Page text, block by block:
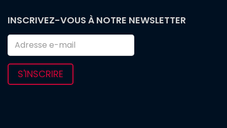
INSCRIVEZ-VOUS À NOTRE NEWSLETTER
S'INSCRIRE